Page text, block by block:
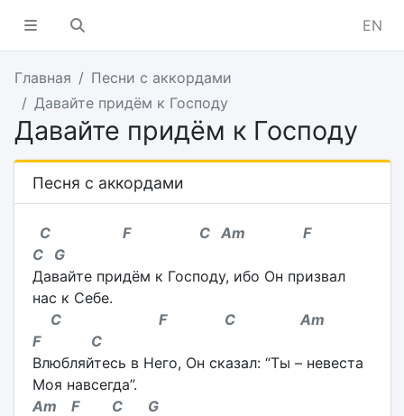
EN
Главная
Песни с аккордами
Давайте придём к Господу
Давайте придём к Господу
Песня с аккордами
C F C Am F
C G
Давайте придём к Господу, ибо Он призвал
нас к Себе.
C F C Am
F C
Влюбляйтесь в Него, Он сказал: “Ты – невеста
Моя навсегда”.
Am F C G